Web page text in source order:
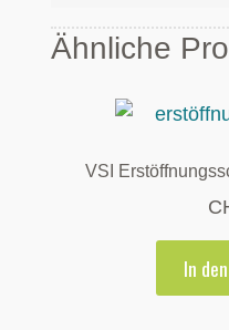
Ähnliche
VSI
In